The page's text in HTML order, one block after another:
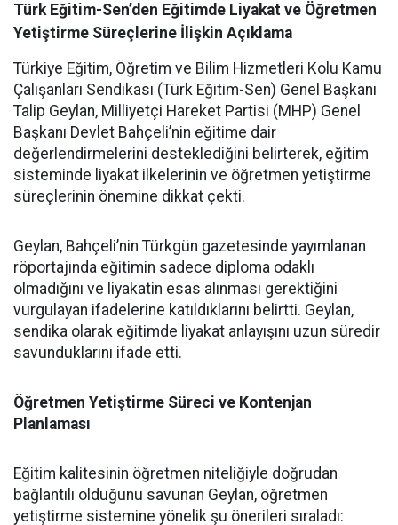
Türk Eğitim-Sen’den Eğitimde Liyakat ve Öğretmen
Yetiştirme Süreçlerine İlişkin Açıklama
Türkiye Eğitim, Öğretim ve Bilim Hizmetleri Kolu Kamu
Çalışanları Sendikası (Türk Eğitim-Sen) Genel Başkanı
Talip Geylan, Milliyetçi Hareket Partisi (MHP) Genel
Başkanı Devlet Bahçeli’nin eğitime dair
değerlendirmelerini desteklediğini belirterek, eğitim
sisteminde liyakat ilkelerinin ve öğretmen yetiştirme
süreçlerinin önemine dikkat çekti.
Geylan, Bahçeli’nin Türkgün gazetesinde yayımlanan
röportajında eğitimin sadece diploma odaklı
olmadığını ve liyakatin esas alınması gerektiğini
vurgulayan ifadelerine katıldıklarını belirtti. Geylan,
sendika olarak eğitimde liyakat anlayışını uzun süredir
savunduklarını ifade etti.
Öğretmen Yetiştirme Süreci ve Kontenjan
Planlaması
Eğitim kalitesinin öğretmen niteliğiyle doğrudan
bağlantılı olduğunu savunan Geylan, öğretmen
yetiştirme sistemine yönelik şu önerileri sıraladı: